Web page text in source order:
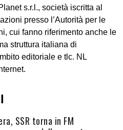
s.r.l., società iscritta al
presso l’Autorità per le
cui fanno riferimento anche le
struttura italiana di
editoriale e tlc. NL
SSR torna in FM